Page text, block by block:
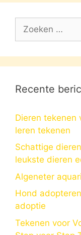
naar:
Recente
Dieren tekenen
leren tekenen
Schattige
leukste dieren
Algeneter
Hond
adoptie
Tekenen voor